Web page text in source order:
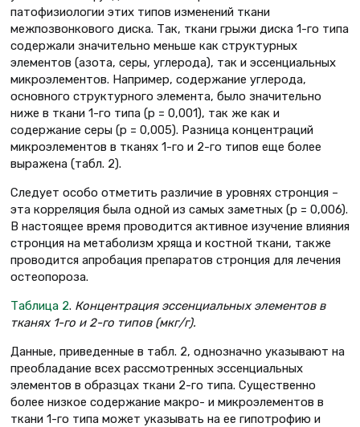
патофизиологии этих типов изменений ткани
межпозвонкового диска. Так, ткани грыжи диска 1-го типа
содержали значительно меньше как структурных
элементов (азота, серы, углерода), так и эссенциальных
микроэлементов. Например, содержание углерода,
основного структурного элемента, было значительно
ниже в ткани 1-го типа (p = 0,001), так же как и
содержание серы (p = 0,005). Разница концентраций
микроэлементов в тканях 1-го и 2-го типов еще более
выражена (табл. 2).
Следует особо отметить различие в уровнях стронция –
эта корреляция была одной из самых заметных (р = 0,006).
В настоящее время проводится активное изучение влияния
стронция на метаболизм хряща и костной ткани, также
проводится апробация препаратов стронция для лечения
остеопороза.
Таблица 2. Концентрация эссенциальных элементов в
тканях 1-го и 2-го типов (мкг/г).
Данные, приведенные в табл. 2, однозначно указывают на
преобладание всех рассмотренных эссенциальных
элементов в образцах ткани 2-го типа. Существенно
более низкое содержание макро- и микроэлементов в
ткани 1-го типа может указывать на ее гипотрофию и